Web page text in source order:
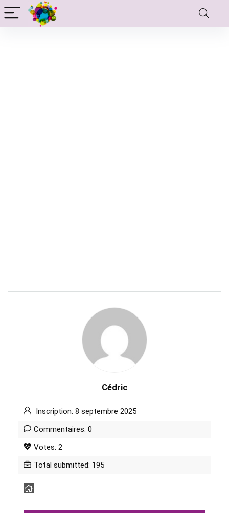
Cédric
Inscription: 8 septembre 2025
Commentaires: 0
Votes: 2
Total submitted: 195